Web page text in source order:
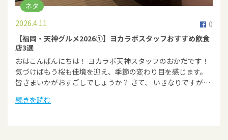
ネタ
0
2026.4.11
【福岡・天神グルメ2026①】ヨカラボスタッフおすすめ飲食
店3選
おはこんばんにちは！ ヨカラボ天神スタッフのおかだです！
気づけばもう桜も佳境を迎え、季節の変わり目を感じます。
皆さまいかがおすごしでしょうか？ さて、 いきなりですが…
続きを読む